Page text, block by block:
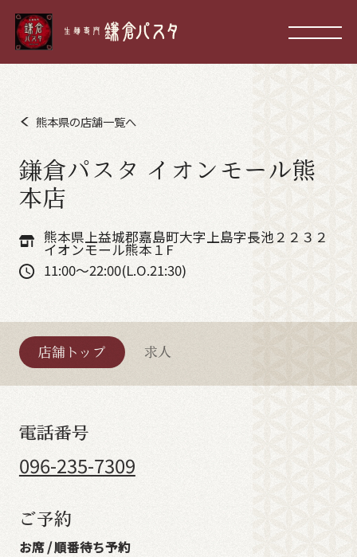
熊本県の店舗一覧へ
鎌倉パスタ イオンモール熊
本店
熊本県上益城郡嘉島町大字上島字長池２２３２
イオンモール熊本１F
11:00～22:00(L.O.21:30)
店舗トップ 求人
電話番号
096-235-7309
ご予約
お席 / 順番待ち予約